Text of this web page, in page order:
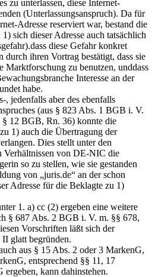
zu unterlassen, diese Internet-
(Unterlassungsanspruch). Da für
Adresse reserviert war, bestand die
sich dieser Adresse auch tatsächlich
diese Gefahr konkret
durch ihren Vortrag bestätigt, dass sie
Marktforschung zu benutzen, unddass
Interesse an der
habe.
, jedenfalls aber des ebenfalls
(aus § 823 Abs. 1 BGB i. V.
12 BGB, Rn. 36) konnte die
1) auch die Übertragung der
Dies stellt unter den
Verhältnissen von DE-NIC die
so zu stellen, wie sie gestanden
von „juris.de“ an der schon
Adresse für die Beklagte zu 1)
1. a) cc (2) ergeben eine weitere
§ 687 Abs. 2 BGB i. V. m. §§ 678,
Vorschriften läßt sich der
glatt begründen.
aus § 15 Abs. 2 oder 3 MarkenG,
entsprechend §§ 11, 17
kann dahinstehen.